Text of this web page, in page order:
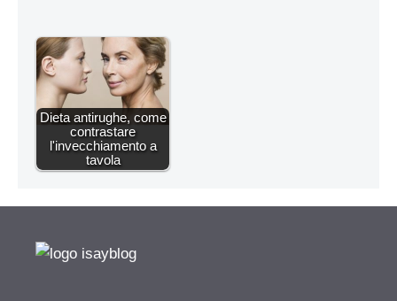
Dieta antirughe, come
contrastare
l'invecchiamento a
tavola